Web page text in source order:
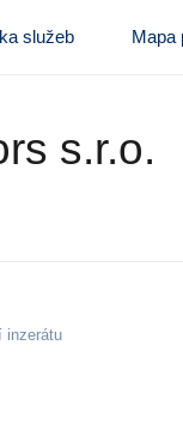
služeb Mapa
s.r.o.
inzerátu